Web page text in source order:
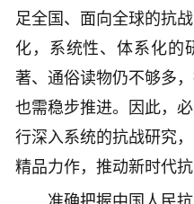
足全国、面向全球的抗
化，系统性、体系化的
著、通俗读物仍不够多
也需稳步推进。因此，
行深入系统的抗战研究
精品力作，推动新时代抗